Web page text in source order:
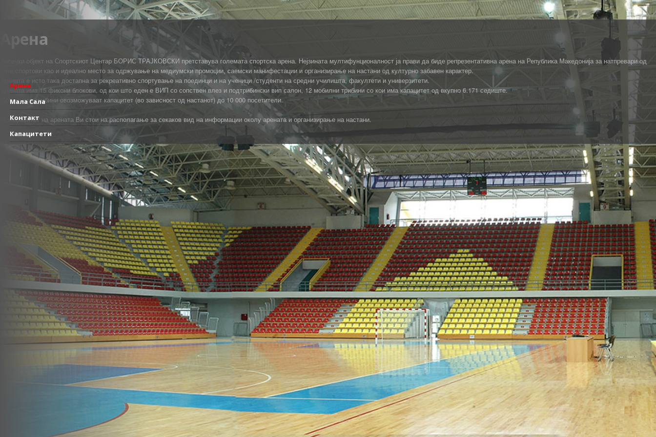
Арена
Мала Сала
Контакт
Капацитети
Арена
Носечки објект на Спортскиот Центар БОРИС ТРАЈКОВСКИ претставува големата спортска арена. Нејзината мултифунционалност ја прави да биде репрезентативна арена на Република Македонија за натпревари од
сите спортови као и идеално место за одржување на медиумски промоции, саемски манифестации и организирање на настани од културно забавен карактер.
Арената е исто така достапна за рекреативно спортување на поединци и на ученици /студенти на средни училишта, факултети и универзитети.
Арената има 15 фиксни блокови, од кои што еден е ВИП со сопствен влез и подтрибински вип салон, 12 мобилни трибини со кои има капацитет од вкупно 6.171 седиште.
Мобилните трибини овозможуваат капацитет (во зависност од настанот) до 10 000 посетители.
Менаџментот на арената Ви стои на располагање за секаков вид на информации околу арената и организирање на настани.